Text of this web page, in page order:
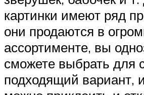
картинки имеют ряд
они продаются в
ассортименте, вы
сможете выбрать для
подходящий вариант,